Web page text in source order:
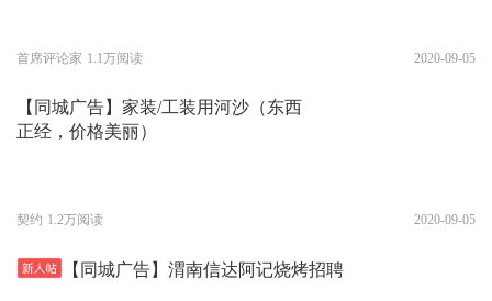
首席评论家 1.1万阅读 2020-09-05
【同城广告】家装/工装用河沙（东西
正经，价格美丽）
契约 1.2万阅读 2020-09-05
【同城广告】渭南信达阿记烧烤招聘